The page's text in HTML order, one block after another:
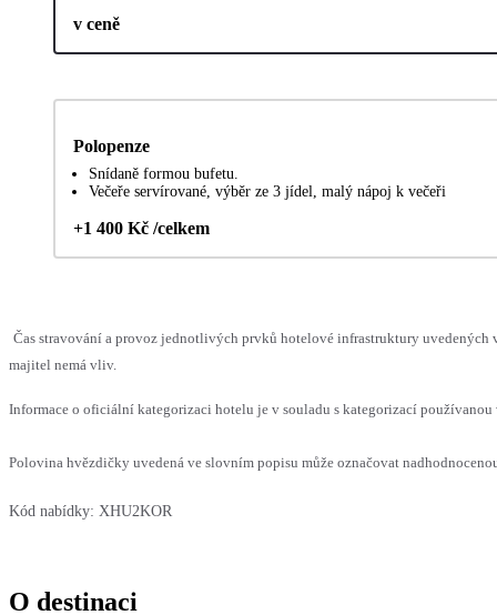
v ceně
Polopenze
Snídaně formou bufetu.
Večeře servírované, výběr ze 3 jídel, malý nápoj k večeři
+1 400 Kč /celkem
Čas stravování a provoz jednotlivých prvků hotelové infrastruktury uvedených
majitel nemá vliv.
Informace o oficiální kategorizaci hotelu je v souladu s kategorizací
Polovina hvězdičky uvedená ve slovním popisu může označovat
Kód nabídky: XHU2KOR
O destinaci